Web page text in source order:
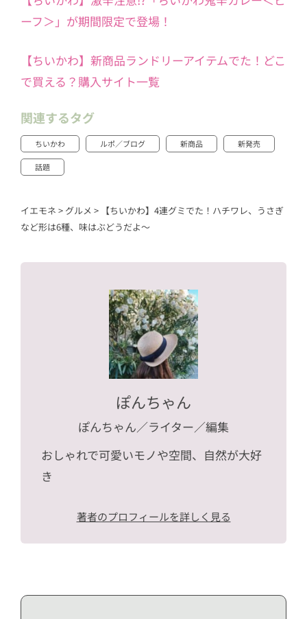
ーフ＞」が期間限定で登場！
【ちいかわ】新商品ランドリーアイテムでた！どこ
で買える？購入サイト一覧
関連するタグ
ちいかわ ルポ／ブログ 新商品 新発売
話題
イエモネ > グルメ > 【ちいかわ】4連グミでた！ハチワレ、うさぎ
など形は6種、味はぶどうだよ～
ぽんちゃん
ぽんちゃん／ライター／編集
おしゃれで可愛いモノや空間、自然が大好
き
著者のプロフィールを詳しく見る